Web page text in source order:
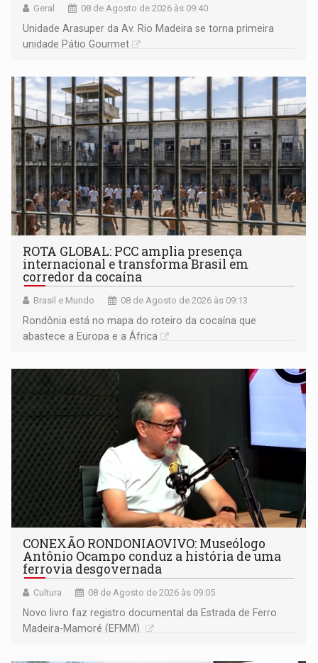
Geral 08 de Agosto de 2026 às 09:40
Unidade Arasuper da Av. Rio Madeira se torna primeira
unidade Pátio Gourmet
ROTA GLOBAL: PCC amplia presença
internacional e transforma Brasil em
corredor da cocaína
Brasil e Mundo 08 de Agosto de 2026 às 09:13
Rondônia está no mapa do roteiro da cocaína que
abastece a Europa e a África
CONEXÃO RONDONIAOVIVO: Museólogo
Antônio Ocampo conduz a história de uma
ferrovia desgovernada
Cultura 08 de Agosto de 2026 às 09:05
Novo livro faz registro documental da Estrada de Ferro
Madeira-Mamoré (EFMM)